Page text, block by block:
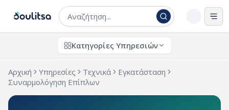
Κατηγορίες Υπηρεσιών
Αρχική Υπηρεσίες Τεχνικά
Εγκατάσταση
Συναρμολόγηση Επίπλων